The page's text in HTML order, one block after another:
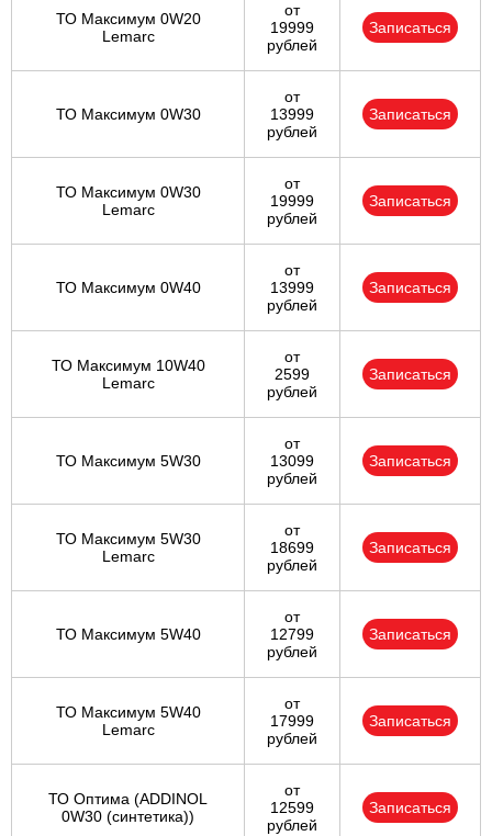
ТО Максимум 0W20
Lemarc
от
19999
рублей
Записаться
ТО Максимум 0W30
от
13999
рублей
Записаться
ТО Максимум 0W30
Lemarc
от
19999
рублей
Записаться
ТО Максимум 0W40
от
13999
рублей
Записаться
ТО Максимум 10W40
Lemarc
от
2599
рублей
Записаться
ТО Максимум 5W30
от
13099
рублей
Записаться
ТО Максимум 5W30
Lemarc
от
18699
рублей
Записаться
ТО Максимум 5W40
от
12799
рублей
Записаться
ТО Максимум 5W40
Lemarc
от
17999
рублей
Записаться
ТО Оптима (ADDINOL
0W30 (синтетика))
от
12599
рублей
Записаться